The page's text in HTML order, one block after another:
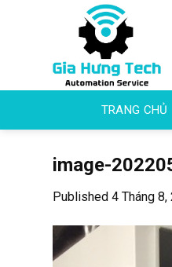
TRANG CHỦ
image-
Published 4 Tháng 8,